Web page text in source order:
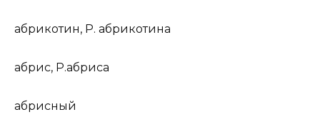
абрикотин, Р. абрикотина
абрис, Р.абриса
абрисный